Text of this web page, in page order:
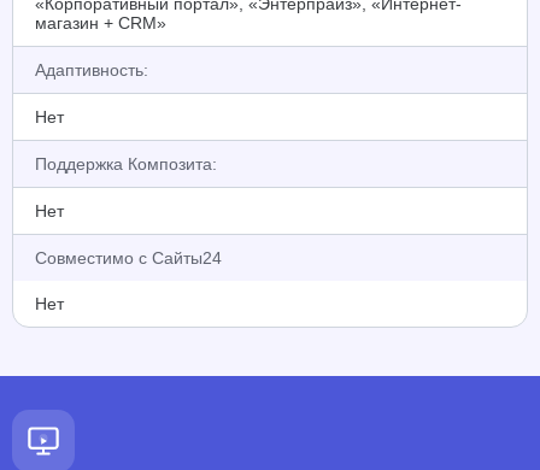
магазин + CRM»
Адаптивность:
Нет
Поддержка Композита:
Нет
Совместимо с Сайты24
Нет